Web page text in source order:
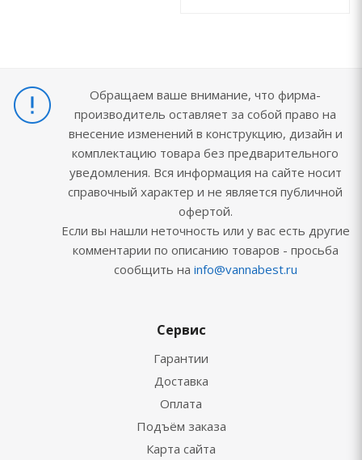
Обращаем ваше внимание, что фирма-
производитель оставляет за собой право на
внесение изменений в конструкцию, дизайн и
комплектацию товара без предварительного
уведомления. Вся информация на сайте носит
справочный характер и не является публичной
офертой.
Если вы нашли неточность или у вас есть другие
комментарии по описанию товаров - просьба
сообщить на info@vannabest.ru
Сервис
Гарантии
Доставка
Оплата
Подъём заказа
Карта сайта